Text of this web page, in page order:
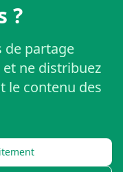
?
de partage
ne distribuez
le contenu des